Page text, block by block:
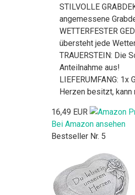
STILVOLLE
angemessene
WETTERFESTER
übersteht jede
TRAUERSTEIN: Die
Anteilnahme aus!
LIEFERUMFANG:
Herzen besitzt, kann
16,49 EUR
Bei Amazon ansehen
Bestseller Nr. 5